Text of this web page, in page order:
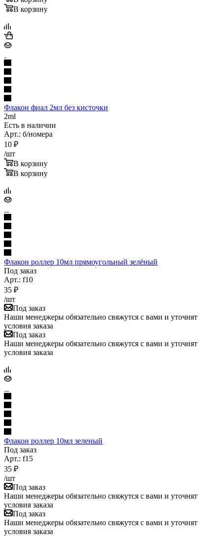
В корзину
Флакон фиал 2мл без кисточки
2ml
Есть в наличии
Арт.: б/номера
10 ₽
/шт
В корзину
В корзину
Флакон роллер 10мл прямоугольный зелёный
Под заказ
Арт.: f10
35 ₽
/шт
Под заказ
Наши менеджеры обязательно свяжутся с вами и уточнят
условия заказа
Под заказ
Наши менеджеры обязательно свяжутся с вами и уточнят
условия заказа
Флакон роллер 10мл зеленый
Под заказ
Арт.: f15
35 ₽
/шт
Под заказ
Наши менеджеры обязательно свяжутся с вами и уточнят
условия заказа
Под заказ
Наши менеджеры обязательно свяжутся с вами и уточнят
условия заказа